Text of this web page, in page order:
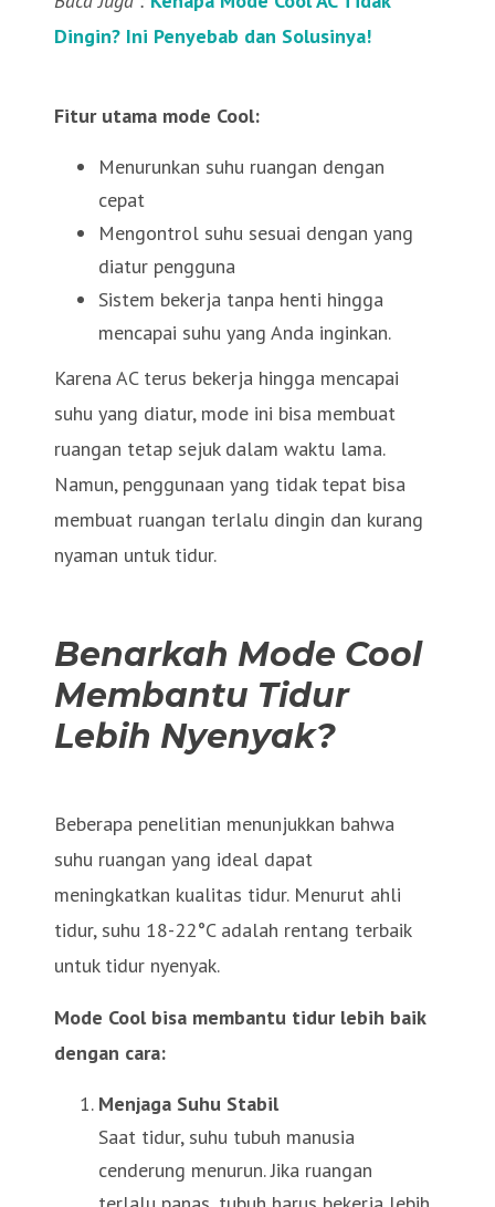
Dingin? Ini Penyebab dan Solusinya!
Fitur utama mode Cool:
Menurunkan suhu ruangan dengan
cepat
Mengontrol suhu sesuai dengan yang
diatur pengguna
Sistem bekerja tanpa henti hingga
mencapai suhu yang Anda inginkan.
Karena AC terus bekerja hingga mencapai
suhu yang diatur, mode ini bisa membuat
ruangan tetap sejuk dalam waktu lama.
Namun, penggunaan yang tidak tepat bisa
membuat ruangan terlalu dingin dan kurang
nyaman untuk tidur.
Benarkah Mode Cool
Membantu Tidur
Lebih Nyenyak?
Beberapa penelitian menunjukkan bahwa
suhu ruangan yang ideal dapat
meningkatkan kualitas tidur. Menurut ahli
tidur, suhu 18-22°C adalah rentang terbaik
untuk tidur nyenyak.
Mode Cool bisa membantu tidur lebih baik
dengan cara:
Menjaga Suhu Stabil
Saat tidur, suhu tubuh manusia
cenderung menurun. Jika ruangan